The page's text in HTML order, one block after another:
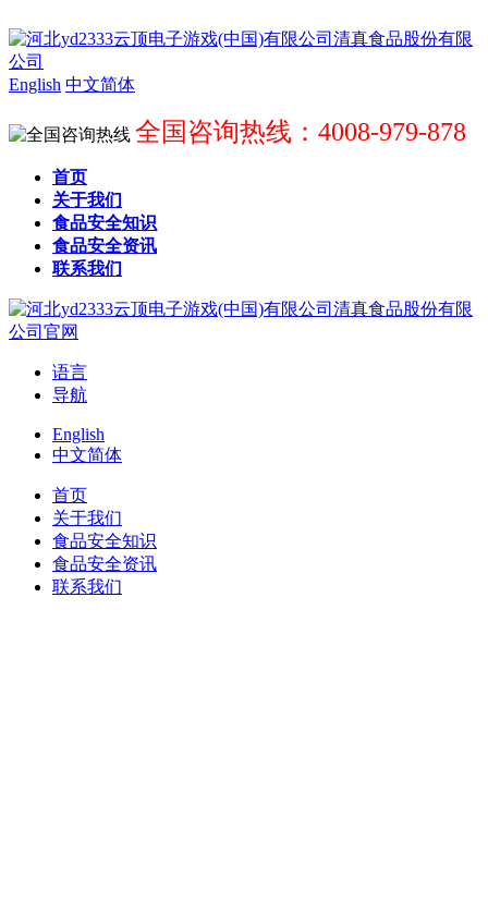
English 中文简体
全国咨询热线：4008-979-878
首页
关于我们
食品安全知识
食品安全资讯
联系我们
语言
导航
English
中文简体
首页
关于我们
食品安全知识
食品安全资讯
联系我们